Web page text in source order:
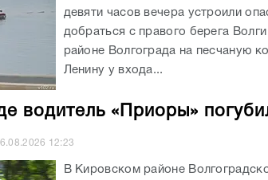
девяти часов вечера устроили
добраться с правого берега
районе Волгограда на песчаную
Ленину у входа...
водитель «Приоры»
12:23
В Кировском районе